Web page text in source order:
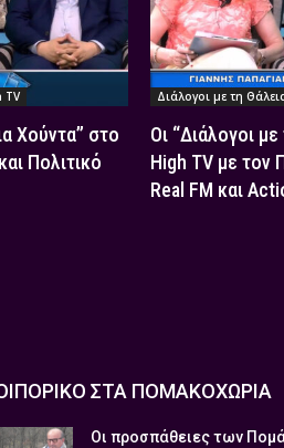
TV
Χούντα” στο
Πολιτικό
Διάλογοι με τη
Οι “Διάλογοι
High TV με τον
Real FM και
ΣΤΑ ΠΟΜΑΚΟΧΩΡΙΑ
Οι προσπάθειες των